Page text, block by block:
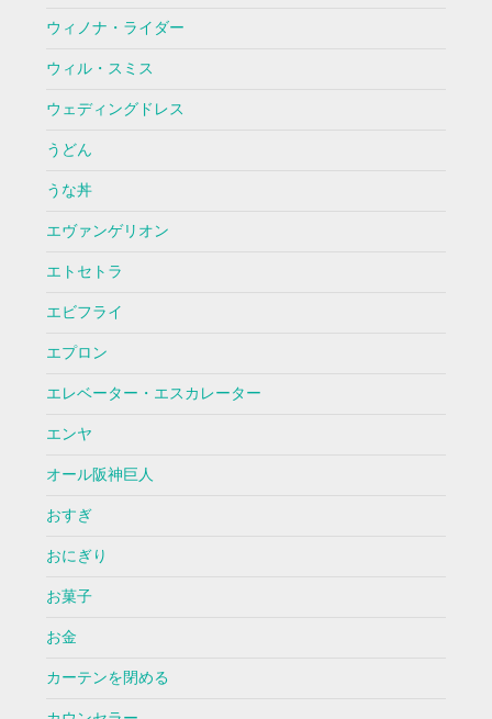
ウィノナ・ライダー
ウィル・スミス
ウェディングドレス
うどん
うな丼
エヴァンゲリオン
エトセトラ
エビフライ
エプロン
エレベーター・エスカレーター
エンヤ
オール阪神巨人
おすぎ
おにぎり
お菓子
お金
カーテンを閉める